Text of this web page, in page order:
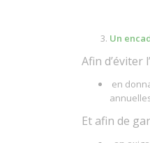
Un
Afin d’éviter
en
Et afin de